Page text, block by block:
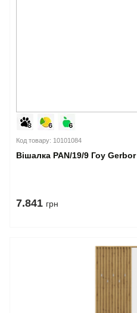
Код товару: 10101084
Вішалка PAN/19/9 Гоу Gerbor
7.841 грн